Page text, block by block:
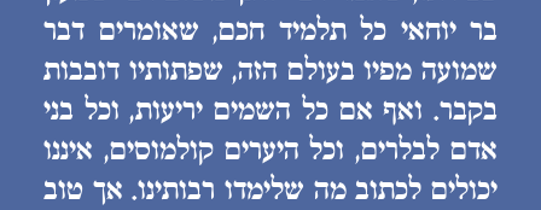
בר יוחאי כל תלמיד חכם, שאומרים דבר
שמועה מפיו בעולם הזה, שפתותיו דובבות
בקבר. ואף אם כל השמים יריעות, וכל בני
אדם לבלרים, וכל היערים קולמוסים, איננו
יכולים לכתוב מה שלימדו רבותינו. אך טוב